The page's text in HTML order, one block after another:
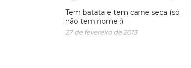
Tem batata e tem carne seca (só
não tem nome :)
27 de fevereiro de 2013